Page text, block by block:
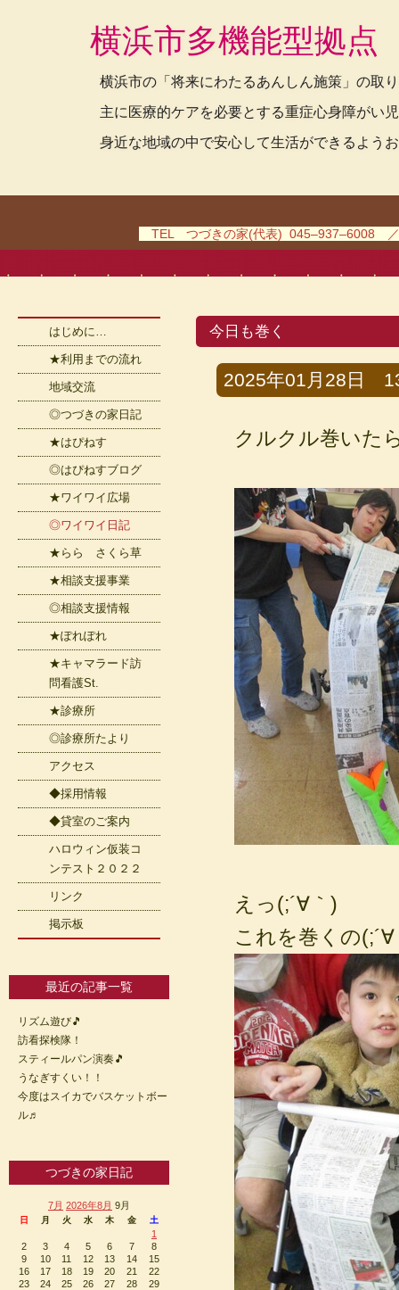
横浜市多機能型拠
横浜市の「将来にわたるあんしん施策」の取
主に医療的ケアを必要とする重症心身障がい
身近な地域の中で安心して生活ができるよう
TEL つづきの家(代表) 045–937–6008
今日も巻く
2025年01月28日
クルクル巻いた
えっ(;´∀｀)
これを巻くの
はじめに…
★利用までの流れ
地域交流
◎つづきの家日記
★はぴねす
◎はぴねすブログ
★ワイワイ広場
◎ワイワイ日記
★らら さくら草
★相談支援事業
◎相談支援情報
★ぽれぽれ
★キャマラード訪
問看護St.
★診療所
◎診療所たより
アクセス
◆採用情報
◆貸室のご案内
ハロウィン仮装コ
ンテスト２０２２
リンク
掲示板
最近の記事一覧
リズム遊び🎵
訪看探検隊！
スティールパン演奏🎵
うなぎすくい！！
今度はスイカでバスケットボー
ル♬
つづきの家日記
7月 2026年8月 9月
日 月 火 水 木 金 土
1
2
3 4 5 6 7
8
9
10 11 12 13 14
15
16
17 18 19 20 21
22
23
24 25 26 27 28
29